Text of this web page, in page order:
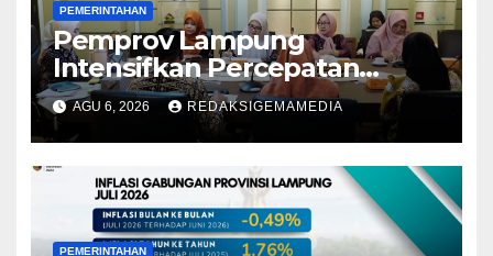
PEMERINTAHAN
Pemprov Lampung
Intensifkan Percepatan
Penanggulangan
Tuberkulosis di Tanggamus
AGU 6, 2026 REDAKSIGEMAMEDIA
PEMERINTAHAN